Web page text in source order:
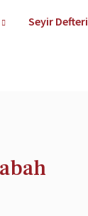
Seyir Defteri